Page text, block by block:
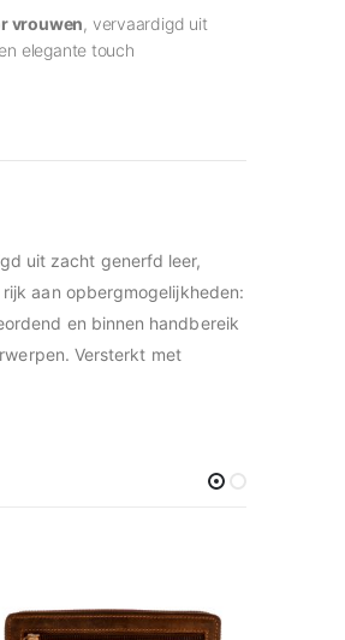
vrouwen, vervaardigd uit
elegante touch
uit zacht generfd leer,
aan opbergmogelijkheden:
en binnen handbereik
Versterkt met